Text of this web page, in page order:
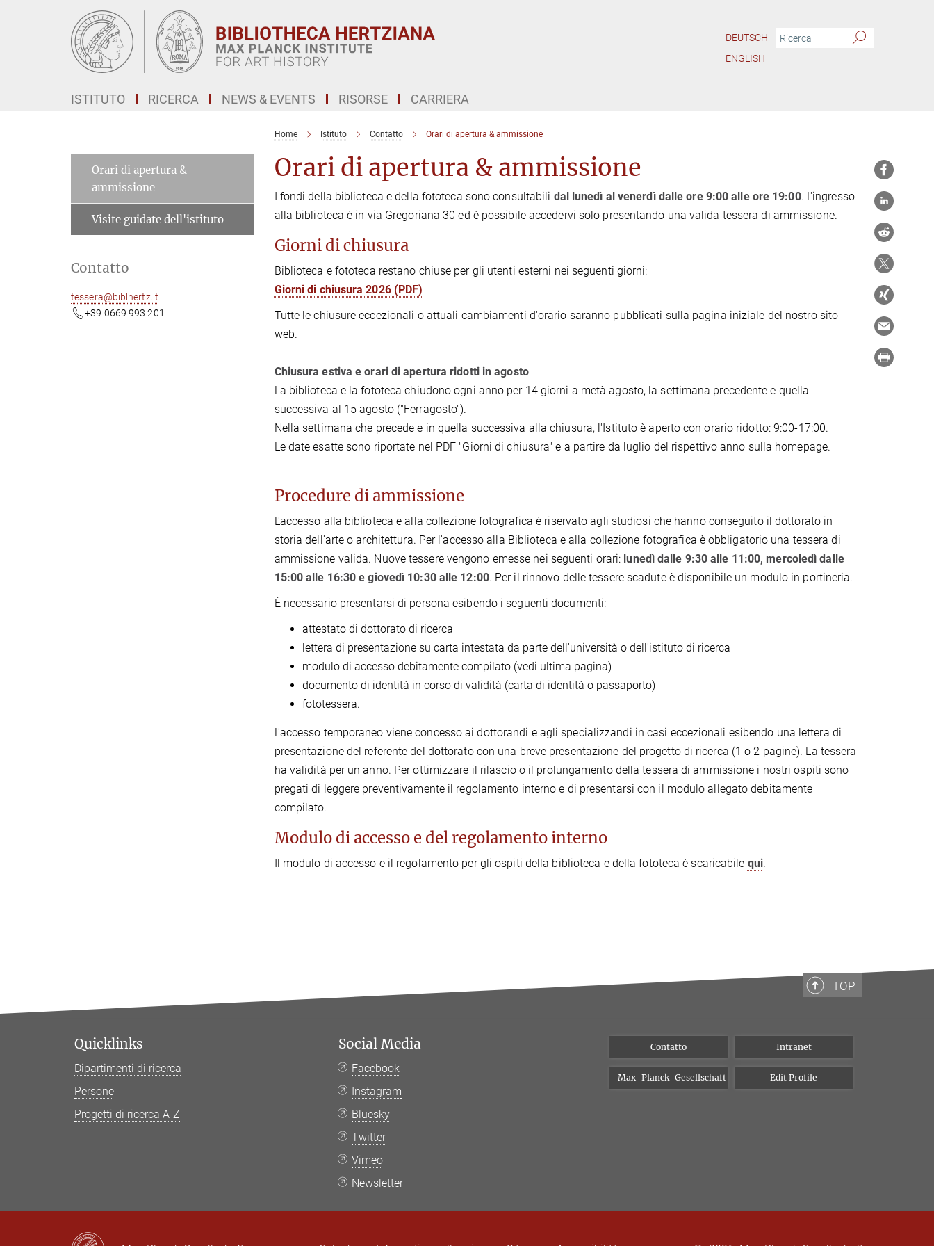
DEUTSCH
ENGLISH
ISTITUTO RICERCA NEWS & EVENTS RISORSE CARRIERA
Home Istituto Contatto Orari di apertura & ammissione
Orari di apertura & ammissione
I fondi della biblioteca e della fototeca sono consultabili dal lunedì al venerdì dalle ore 9:00 alle ore 19:00. L'ingresso
alla biblioteca è in via Gregoriana 30 ed è possibile accedervi solo presentando una valida tessera di ammissione.
Giorni di chiusura
Biblioteca e fototeca restano chiuse per gli utenti esterni nei seguenti giorni:
Giorni di chiusura 2026 (PDF)
Tutte le chiusure eccezionali o attuali cambiamenti d'orario saranno pubblicati sulla pagina iniziale del nostro sito
web.
Chiusura estiva e orari di apertura ridotti in agosto
La biblioteca e la fototeca chiudono ogni anno per 14 giorni a metà agosto, la settimana precedente e quella
successiva al 15 agosto ("Ferragosto").
Nella settimana che precede e in quella successiva alla chiusura, l'Istituto è aperto con orario ridotto: 9:00-17:00.
Le date esatte sono riportate nel PDF "Giorni di chiusura" e a partire da luglio del rispettivo anno sulla homepage.
Procedure di ammissione
L'accesso alla biblioteca e alla collezione fotografica è riservato agli studiosi che hanno conseguito il dottorato in
storia dell'arte o architettura. Per l'accesso alla Biblioteca e alla collezione fotografica è obbligatorio una tessera di
ammissione valida. Nuove tessere vengono emesse nei seguenti orari: lunedì dalle 9:30 alle 11:00, mercoledì dalle
15:00 alle 16:30 e giovedì 10:30 alle 12:00. Per il rinnovo delle tessere scadute è disponibile un modulo in portineria.
È necessario presentarsi di persona esibendo i seguenti documenti:
attestato di dottorato di ricerca
lettera di presentazione su carta intestata da parte dell'università o dell'istituto di ricerca
modulo di accesso debitamente compilato (vedi ultima pagina)
documento di identità in corso di validità (carta di identità o passaporto)
fototessera.
L'accesso temporaneo viene concesso ai dottorandi e agli specializzandi in casi eccezionali esibendo una lettera di
presentazione del referente del dottorato con una breve presentazione del progetto di ricerca (1 o 2 pagine). La tessera
ha validità per un anno. Per ottimizzare il rilascio o il prolungamento della tessera di ammissione i nostri ospiti sono
pregati di leggere preventivamente il regolamento interno e di presentarsi con il modulo allegato debitamente
compilato.
Modulo di accesso e del regolamento interno
Il modulo di accesso e il regolamento per gli ospiti della biblioteca e della fototeca è scaricabile qui.
Orari di apertura &
ammissione
Visite guidate dell'istituto
Contatto
tessera@biblhertz.it
+39 0669 993 201
TOP
Quicklinks
Dipartimenti di ricerca
Persone
Progetti di ricerca A-Z
Social Media
Facebook
Instagram
Bluesky
Twitter
Vimeo
Newsletter
Contatto Intranet
Max-Planck-Gesellschaft Edit Profile